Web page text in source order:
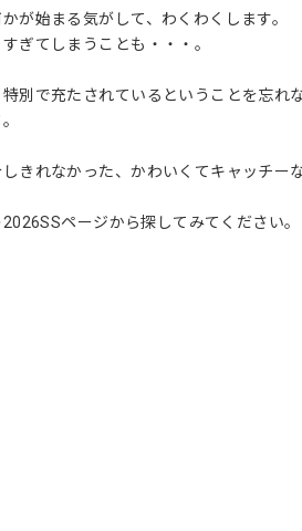
が始まる気がして、わくわくします。
ぎてしまうことも・・・。
特別で充たされているということを忘れ
きれなかった、かわいくてキャッチー
ページから探してみてください。